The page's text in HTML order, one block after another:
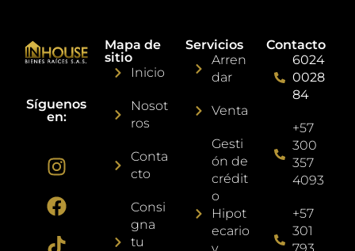
Síguenos
en:
Mapa de
sitio
Inicio
Nosot
ros
Conta
cto
Consi
gna
tu
Servicios
Arren
dar
Venta
Gesti
ón de
crédit
o
Hipot
ecario
y
Contacto
6024
0028
84
+57
300
357
4093
+57
301
793